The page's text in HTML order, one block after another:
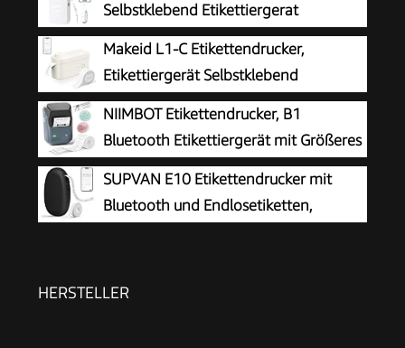
Selbstklebend Etikettiergerat
Bluetooth
Makeid L1-C Etikettendrucker,
Etikettiergerät Selbstklebend
Beschriftungsgerät Bluetooth
Tragbarer Labeldrucker Mini Label Printer für
Zuhause & Büro, Druckgröße 9-16 mm 31mm/s
NIIMBOT Etikettendrucker, B1
Bluetooth Etikettiergerät mit Größeres
Etikett, Selbstklebendes Aufkleber
Druckgröße 20-50 mm Kompatibel mit iOS und
Android für Heim, Büro, Blau
SUPVAN E10 Etikettendrucker mit
Bluetooth und Endlosetiketten,
HERSTELLER